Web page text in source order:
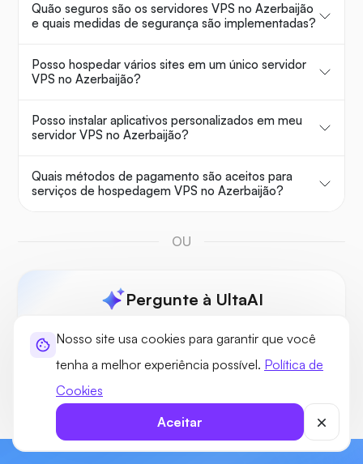
Nosso site usa cookies para garantir que você
tenha a melhor experiência possível. Política de
Cookies
Aceitar
Quão seguros são os servidores VPS no Azerbaijão
e quais medidas de segurança são implementadas?
Posso hospedar vários sites em um único servidor
VPS no Azerbaijão?
Posso instalar aplicativos personalizados em meu
servidor VPS no Azerbaijão?
Quais métodos de pagamento são aceitos para
serviços de hospedagem VPS no Azerbaijão?
OU
Pergunte à UltaAI